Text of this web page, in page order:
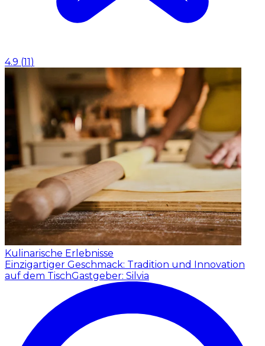
4.9 (11)
Kulinarische Erlebnisse
Einzigartiger Geschmack: Tradition und Innovation
auf dem TischGastgeber: Silvia